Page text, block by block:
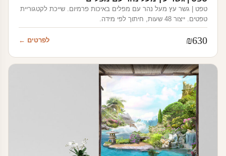
טפט | גשר עץ מעל נהר עם מפלים באיכות פרמיום. שייכת לקטגוריית
טפטים. ייצור 48 שעות, חיתוך לפי מידה.
₪630 לפרטים ←